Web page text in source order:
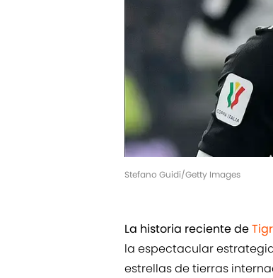
Stefano Guidi/Getty Images
La historia reciente de
la espectacular
estrellas de tierras